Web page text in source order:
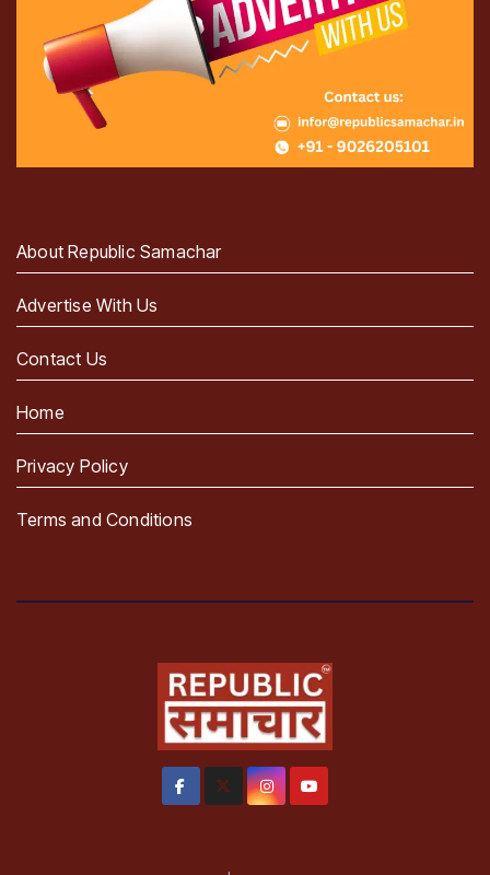
About Republic Samachar
Advertise With Us
Contact Us
Home
Privacy Policy
Terms and Conditions